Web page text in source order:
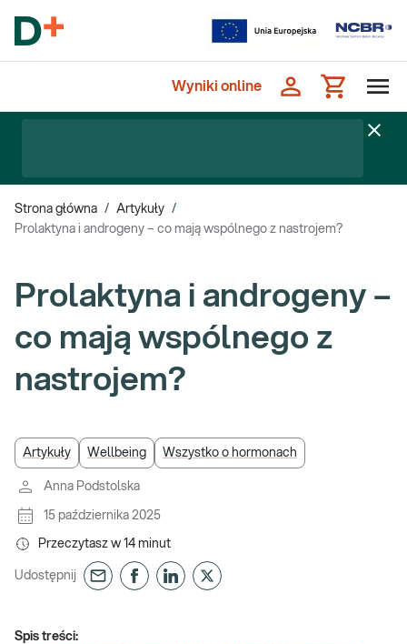
Wyniki online
Strona główna / Artykuły /
Prolaktyna i androgeny – co mają wspólnego z nastrojem?
Prolaktyna i androgeny –
co mają wspólnego z
nastrojem?
Artykuły Wellbeing Wszystko o hormonach
Anna Podstolska
15 października 2025
Przeczytasz w 14 minut
Udostępnij
Spis treści: